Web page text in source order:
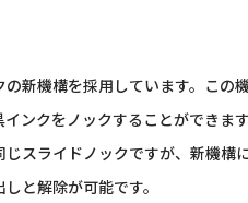
新機構を採用しています。この
ンクをノックすることができます
スライドノックですが、新機構
と解除が可能です。